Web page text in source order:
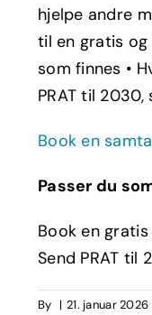
hjelpe andre
til en gratis og
som finnes •
PRAT til
Book en
Passer du
Book en
Send PRAT til
By | 21. januar 2026